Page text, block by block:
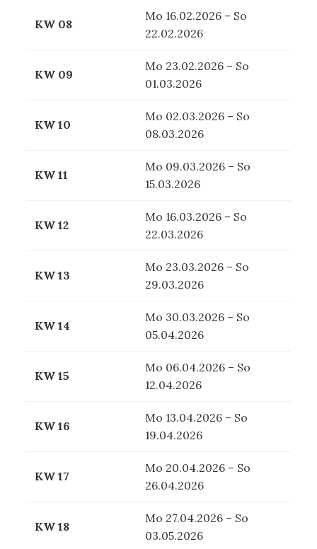
KW 08
Mo 16.02.2026 – So
22.02.2026
KW 09
Mo 23.02.2026 – So
01.03.2026
KW 10
Mo 02.03.2026 – So
08.03.2026
KW 11
Mo 09.03.2026 – So
15.03.2026
KW 12
Mo 16.03.2026 – So
22.03.2026
KW 13
Mo 23.03.2026 – So
29.03.2026
KW 14
Mo 30.03.2026 – So
05.04.2026
KW 15
Mo 06.04.2026 – So
12.04.2026
KW 16
Mo 13.04.2026 – So
19.04.2026
KW 17
Mo 20.04.2026 – So
26.04.2026
KW 18
Mo 27.04.2026 – So
03.05.2026